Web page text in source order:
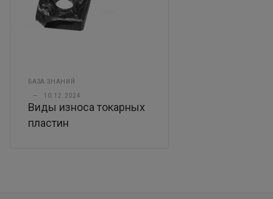
БАЗА ЗНАНИЙ
— 10.12.2024
Виды износа токарных
пластин